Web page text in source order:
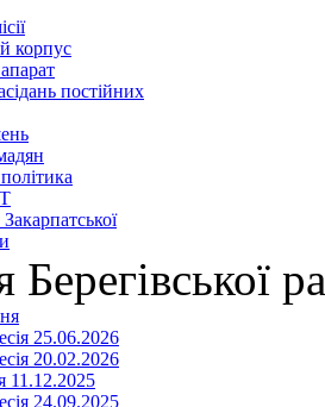
корпус
постійних
Берегівської
25.06.2026
20.02.2026
11.12.2025
24.09.2025